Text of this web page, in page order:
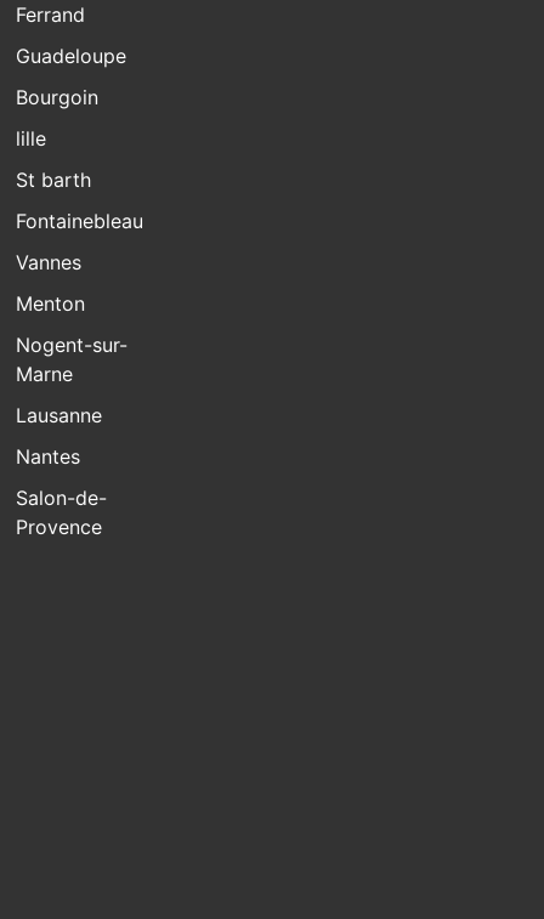
Ferrand
Guadeloupe
Bourgoin
lille
St barth
Fontainebleau
Vannes
Menton
Nogent-sur-
Marne
Lausanne
Nantes
Salon-de-
Provence